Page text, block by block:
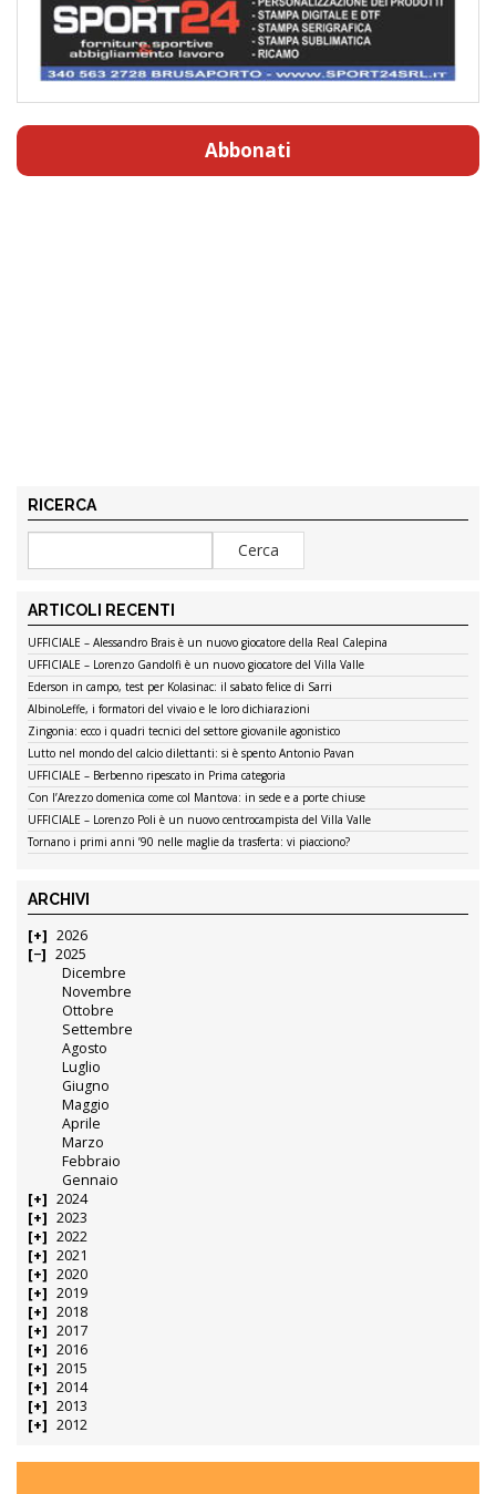
Abbonati
RICERCA
ARTICOLI RECENTI
UFFICIALE – Alessandro Brais è un nuovo giocatore della Real Calepina
UFFICIALE – Lorenzo Gandolfi è un nuovo giocatore del Villa Valle
Ederson in campo, test per Kolasinac: il sabato felice di Sarri
AlbinoLeffe, i formatori del vivaio e le loro dichiarazioni
Zingonia: ecco i quadri tecnici del settore giovanile agonistico
Lutto nel mondo del calcio dilettanti: si è spento Antonio Pavan
UFFICIALE – Berbenno ripescato in Prima categoria
Con l’Arezzo domenica come col Mantova: in sede e a porte chiuse
UFFICIALE – Lorenzo Poli è un nuovo centrocampista del Villa Valle
Tornano i primi anni ’90 nelle maglie da trasferta: vi piacciono?
ARCHIVI
2026
2025
Dicembre
Novembre
Ottobre
Settembre
Agosto
Luglio
Giugno
Maggio
Aprile
Marzo
Febbraio
Gennaio
2024
2023
2022
2021
2020
2019
2018
2017
2016
2015
2014
2013
2012